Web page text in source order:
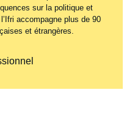
sur la politique et
accompagne plus de 90
et étrangères.